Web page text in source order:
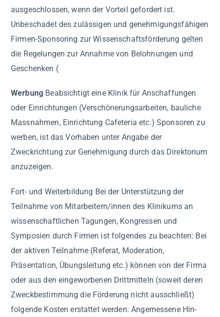
ausgeschlossen, wenn der Vorteil gefordert ist.
Unbeschadet des zulässigen und genehmigungsfähigen
Firmen-Sponsoring zur Wissenschaftsförderung gelten
die Regelungen zur Annahme von Belohnungen und
Geschenken (
Werbung Beabsichtigt eine Klinik für Anschaffungen
oder Einrichtungen (Verschönerungsarbeiten, bauliche
Massnahmen, Einrichtung Cafeteria etc.) Sponsoren zu
werben, ist das Vorhaben unter Angabe der
Zweckrichtung zur Genehmigung durch das Direktorium
anzuzeigen.
Fort- und Weiterbildung Bei der Unterstützung der
Teilnahme von Mitarbeitern/innen des Klinikums an
wissenschaftlichen Tagungen, Kongressen und
Symposien durch Firmen ist folgendes zu beachten: Bei
der aktiven Teilnahme (Referat, Moderation,
Präsentation, Übungsleitung etc.) können von der Firma
oder aus den eingeworbenen Drittmitteln (soweit deren
Zweckbestimmung die Förderung nicht ausschließt)
folgende Kosten erstattet werden: Angemessene Hin-